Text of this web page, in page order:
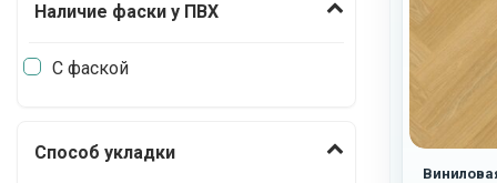
Наличие фаски у ПВХ
С фаской
Способ укладки